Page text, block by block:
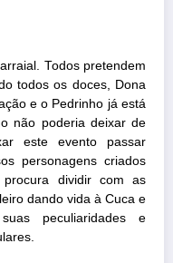
Todos pretendem
todos os doces, Dona
e o Pedrinho já está
não poderia deixar de
este evento passar
personagens criados
dividir com as
dando vida à Cuca e
peculiaridades e